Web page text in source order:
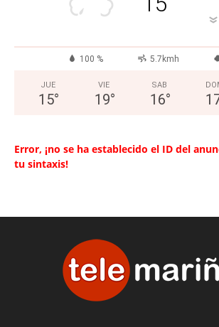
100 % 5.7kmh
JUE
15°
VIE
19°
SAB
16°
Error, ¡no se ha establecido el ID del
tu sintaxis!